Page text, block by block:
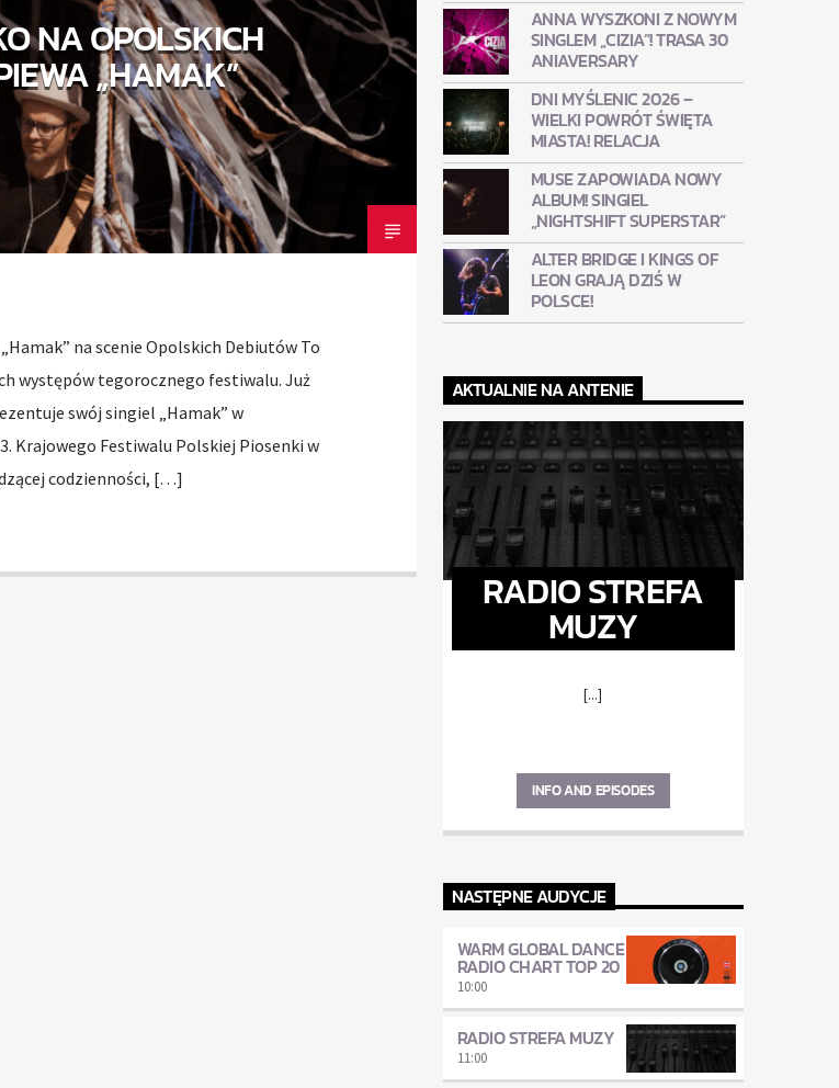
NA OPOLSKICH
„HAMAK”
na scenie Opolskich Debiutów To
występów tegorocznego festiwalu. Już
swój singiel „Hamak” w
Krajowego Festiwalu Polskiej Piosenki w
codzienności, […]
ANNA WYSZKONI Z NOWYM
SINGLEM „CIZIA”! TRASA 30
ANIAVERSARY
DNI MYŚLENIC 2026 –
WIELKI POWRÓT ŚWIĘTA
MIASTA! RELACJA
MUSE ZAPOWIADA NOWY
ALBUM! SINGIEL
„NIGHTSHIFT SUPERSTAR”
ALTER BRIDGE I KINGS OF
LEON GRAJĄ DZIŚ W
POLSCE!
AKTUALNIE NA ANTENIE
RADIO STREFA
MUZY
[...]
INFO AND EPISODES
NASTĘPNE AUDYCJE
WARM GLOBAL DANCE
RADIO CHART TOP 20
10:00
RADIO STREFA MUZY
11:00